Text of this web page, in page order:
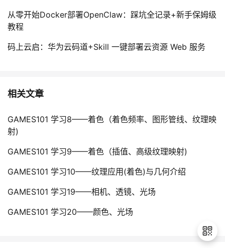
从零开始Docker部署OpenClaw：踩坑全记录+新手保姆级
教程
码上云启：华为云码道+Skill 一键部署云资源 Web 服务
相关文章
GAMES101 学习8——着色（着色频率、图形管线、纹理映
射)
GAMES101 学习9——着色（插值、高级纹理映射)
GAMES101 学习10——纹理应用(着色)与几何介绍
GAMES101 学习19——相机、透镜、光场
GAMES101 学习20——颜色、光场